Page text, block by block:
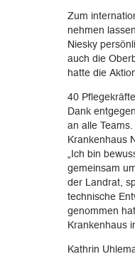
Zum
nehmen
Niesky
auch die
hatte die
40
Dank
an alle
Krankenhaus
„Ich bin
gemeinsam
der Landrat,
technische
genommen
Krankenhaus
Kathrin